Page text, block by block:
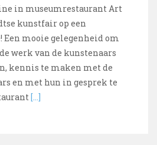
in museumrestaurant Art
kunstfair op een
Een mooie gelegenheid om
werk van de kunstenaars
kennis te maken met de
en met hun in gesprek te
[…]